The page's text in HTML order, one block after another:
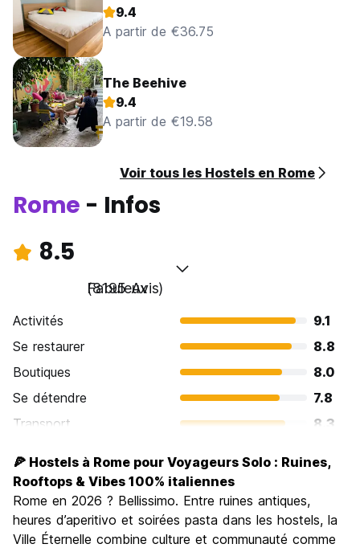
9.4
A partir de €36.75
The Beehive
9.4
A partir de €19.58
Voir tous les Hostels en Rome
Rome - Infos
8.5
Fabuleux
(8195 Avis)
Activités
9.1
Se restaurer
8.8
Boutiques
8.0
Se détendre
7.8
Transport
8.3
Culture
Sortir le soir / faire la fête
Bonnes affaires
7.7
🍕 Hostels à Rome pour Voyageurs Solo : Ruines,
Rooftops & Vibes 100% italiennes
Rome en 2026 ? Bellissimo. Entre ruines antiques,
heures d’aperitivo et soirées pasta dans les hostels, la
Ville Éternelle combine culture et communauté comme